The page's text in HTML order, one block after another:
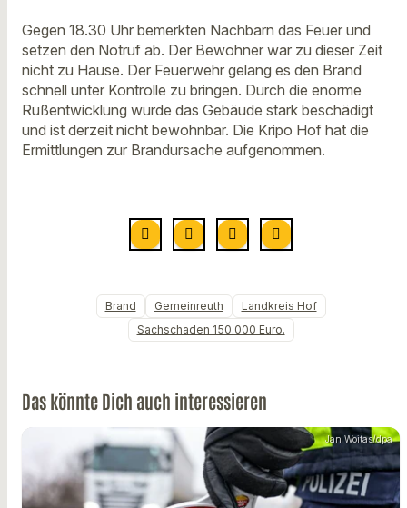
Gegen 18.30 Uhr bemerkten Nachbarn das Feuer und
setzen den Notruf ab. Der Bewohner war zu dieser Zeit
nicht zu Hause. Der Feuerwehr gelang es den Brand
schnell unter Kontrolle zu bringen. Durch die enorme
Rußentwicklung wurde das Gebäude stark beschädigt
und ist derzeit nicht bewohnbar. Die Kripo Hof hat die
Ermittlungen zur Brandursache aufgenommen.
Brand Gemeinreuth
Landkreis Hof
Sachschaden 150.000 Euro.
Das könnte Dich auch interessieren
Jan Woitas/dpa